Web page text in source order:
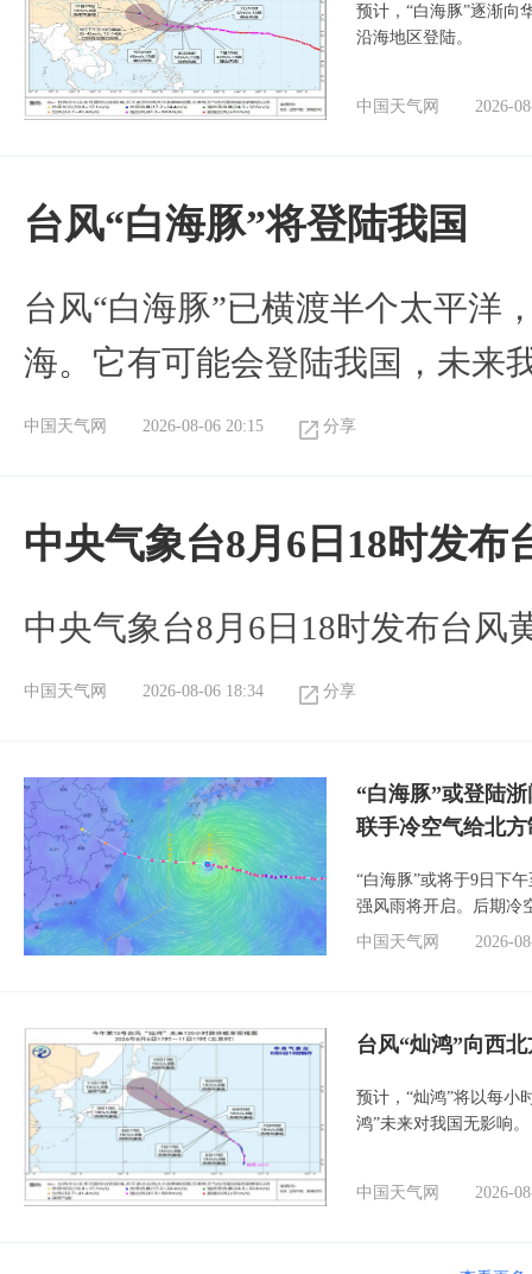
预计，“白海豚”逐渐向
沿海地区登陆。
中国天气网 2026-
台风“白海豚”将登陆我国
台风“白海豚”已横渡半个太平洋
海。它有可能会登陆我国，未来
中国天气网 2026-08-06 20:15 分享
中央气象台8月6日18时发布
中央气象台8月6日18时发布台风
中国天气网 2026-08-06 18:34 分享
“白海豚”或登陆
联手冷空气给北
“白海豚”或将于9日下
强风雨将开启。后期冷
中国天气网
2026-
台风“灿鸿”向西
预计，“灿鸿”将以每小
鸿”未来对我国无影响。
中国天气网 2026-